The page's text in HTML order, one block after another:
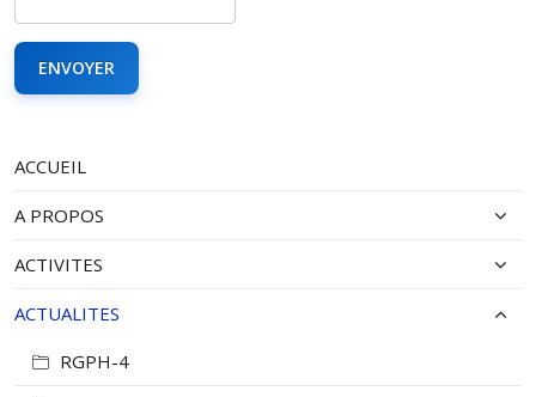
ACCUEIL
A PROPOS
ACTIVITES
ACTUALITES
RGPH-4